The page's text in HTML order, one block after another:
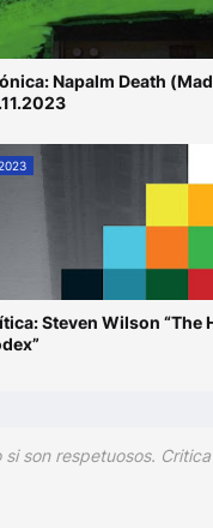
Napalm Death
Steven Wilson “The
son respetuosos.